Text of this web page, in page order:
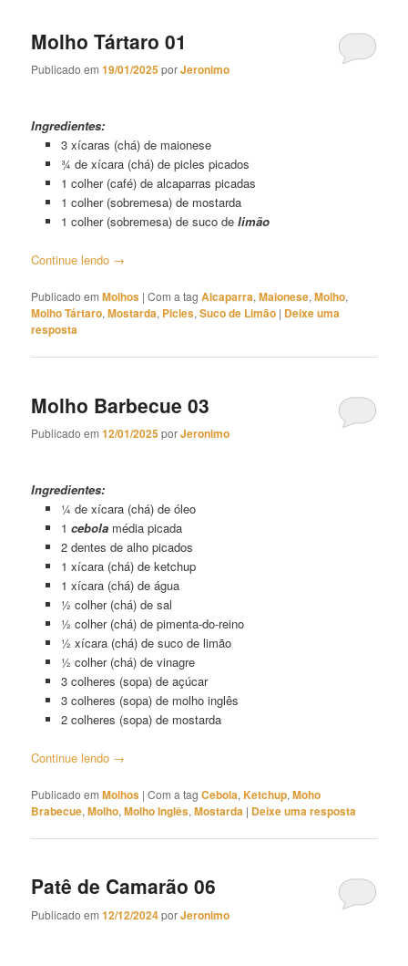
Molho Tártaro 01
Publicado em19/01/2025porJeronimo
Ingredientes:
3 xícaras (chá) de maionese
¾ de xícara (chá) de picles picados
1 colher (café) de alcaparras picadas
1 colher (sobremesa) de mostarda
1 colher (sobremesa) de suco de limão
Continue lendo →
Publicado em Molhos |Com a tagAlcaparra,Maionese,Molho,
Molho Tártaro,Mostarda, Picles,Suco de Limão | Deixe uma
resposta
Molho Barbecue 03
Publicado em12/01/2025porJeronimo
Ingredientes:
¼ de xícara (chá) de óleo
1 cebola média picada
2 dentes de alho picados
1 xícara (chá) de ketchup
1 xícara (chá) de água
½ colher (chá) de sal
½ colher (chá) de pimenta-do-reino
½ xícara (chá) de suco de limão
½ colher (chá) de vinagre
3 colheres (sopa) de açúcar
3 colheres (sopa) de molho inglês
2 colheres (sopa) de mostarda
Continue lendo →
Publicado em Molhos |Com a tagCebola,Ketchup,Moho
Brabecue,Molho,Molho Inglês,Mostarda | Deixe uma resposta
Patê de Camarão 06
Publicado em12/12/2024porJeronimo